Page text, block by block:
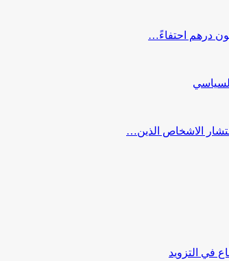
الاشخاص الذين…
في التزويد